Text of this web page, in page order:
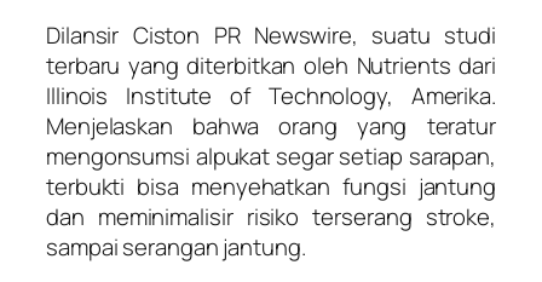
Dilansir Ciston PR Newswire, suatu studi
terbaru yang diterbitkan oleh Nutrients dari
Illinois Institute of Technology, Amerika.
Menjelaskan bahwa orang yang teratur
mengonsumsi alpukat segar setiap sarapan,
terbukti bisa menyehatkan fungsi jantung
dan meminimalisir risiko terserang stroke,
sampai serangan jantung.